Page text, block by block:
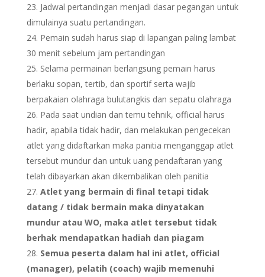
Jadwal pertandingan menjadi dasar pegangan untuk
dimulainya suatu pertandingan.
Pemain sudah harus siap di lapangan paling lambat
30 menit sebelum jam pertandingan
Selama permainan berlangsung pemain harus
berlaku sopan, tertib, dan sportif serta wajib
berpakaian olahraga bulutangkis dan sepatu olahraga
Pada saat undian dan temu tehnik, official harus
hadir, apabila tidak hadir, dan melakukan pengecekan
atlet yang didaftarkan maka panitia menganggap atlet
tersebut mundur dan untuk uang pendaftaran yang
telah dibayarkan akan dikembalikan oleh panitia
Atlet yang bermain di final tetapi tidak
datang / tidak bermain maka dinyatakan
mundur atau WO, maka atlet tersebut tidak
berhak mendapatkan hadiah dan piagam
Semua peserta dalam hal ini atlet, official
(manager), pelatih (coach) wajib memenuhi